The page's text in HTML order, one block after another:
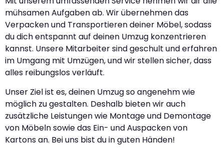
mühsamen Aufgaben ab. Wir übernehmen das
Verpacken und Transportieren deiner Möbel, sodass
du dich entspannt auf deinen Umzug konzentrieren
kannst. Unsere Mitarbeiter sind geschult und erfahren
im Umgang mit Umzügen, und wir stellen sicher, dass
alles reibungslos verläuft.
Unser Ziel ist es, deinen Umzug so angenehm wie
möglich zu gestalten. Deshalb bieten wir auch
zusätzliche Leistungen wie Montage und Demontage
von Möbeln sowie das Ein- und Auspacken von
Kartons an. Bei uns bist du in guten Händen!